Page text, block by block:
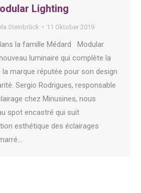
Lighting
Steinbrück 11 Oktober 2019
la famille Médard Modular
luminaire qui complète la
marque réputée pour son design
Sergio Rodrigues, responsable
chez Minusines, nous
spot encastré qui suit
esthétique des éclairages